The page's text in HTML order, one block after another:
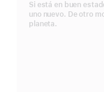
Si está en buen
uno nuevo. De otro
planeta.